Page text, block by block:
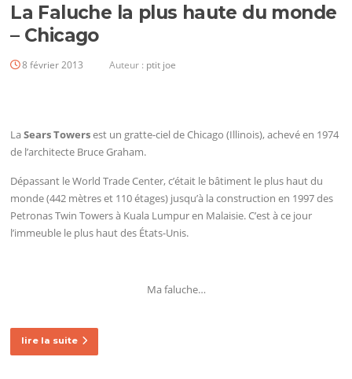
La Faluche la plus haute du monde
– Chicago
8 février 2013 Auteur : ptit joe
LaSears Towersest un gratte-ciel de Chicago (Illinois), achevé en 1974
de l’architecte Bruce Graham.
Dépassant le World Trade Center, c’était le bâtiment le plus haut du
monde (442 mètres et 110 étages) jusqu’à la construction en 1997 des
Petronas Twin Towers à Kuala Lumpur en Malaisie. C’est à ce jour
l’immeuble le plus haut des États-Unis.
Ma faluche…
lire la suite